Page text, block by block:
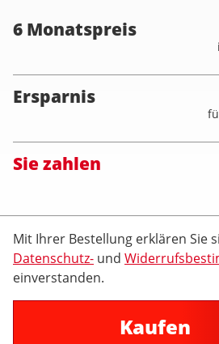
6 Monatspreis
Ersparnis
Sie zahlen
Mit Ihrer Bestellung erklären Sie
Datenschutz- und
einverstanden.
Kaufen